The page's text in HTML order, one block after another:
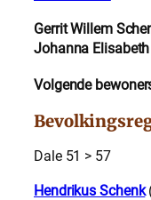
Gerrit Willem
Johanna
Volgende
Dale 51 > 57
Hendrikus Schenk